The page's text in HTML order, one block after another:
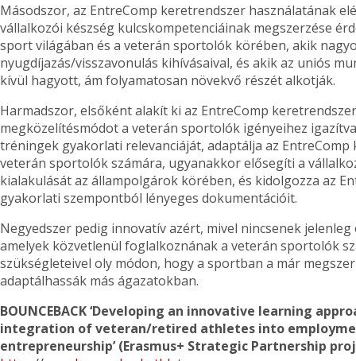
Másodszor, az EntreComp keretrendszer használatának
vállalkozói készség kulcskompetenciáinak megszerzése
sport világában és a veterán sportolók körében, akik
nyugdíjazás/visszavonulás kihívásaival, és akik az uniós
kívül hagyott, ám folyamatosan növekvő részét alkotják.
Harmadszor, elsőként alakít ki az EntreComp
megközelítésmódot a veterán sportolók igényeihez
tréningek gyakorlati relevanciáját, adaptálja az
veterán sportolók számára, ugyanakkor elősegíti a
kialakulását az állampolgárok körében, és kidolgozza az
gyakorlati szempontból lényeges dokumentációit.
Negyedszer pedig innovatív azért, mivel nincsenek
amelyek közvetlenül foglalkoznának a veterán sportolók
szükségleteivel oly módon, hogy a sportban a már
adaptálhassák más ágazatokban.
BOUNCEBACK ‘Developing an innovative learning
integration of veteran/retired athletes into
entrepreneurship’ (Erasmus+ Strategic Partnership